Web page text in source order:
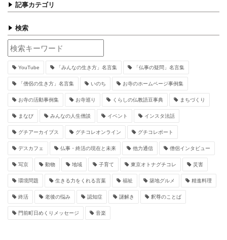
記事カテゴリ
検索
YouTube 「みんなの生き方」名言集 「仏事の疑問」名言集
「僧侶の生き方」名言集 いのち お寺のホームページ事例集
お寺の活動事例集 お寺巡り くらしの仏教語豆事典 まちづくり
まなび みんなの人生僧談 イベント インスタ法話
グチアーカイブス グチコレオンライン グチコレポート
デスカフェ 仏事・終活の現在と未来 他力通信 僧侶インタビュー
写京 動物 地域 子育て 東京オトナグチコレ 災害
環境問題 生きる力をくれる言葉 福祉 築地グルメ 精進料理
終活 老後の悩み 認知症 謎解き 釈尊のことば
門前町日めくりメッセージ 音楽